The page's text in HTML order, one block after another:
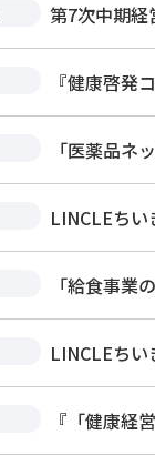
第7次中期
『健康啓発
「医薬品
LINCLEち
「給食事
LINCLEち
『「健康経